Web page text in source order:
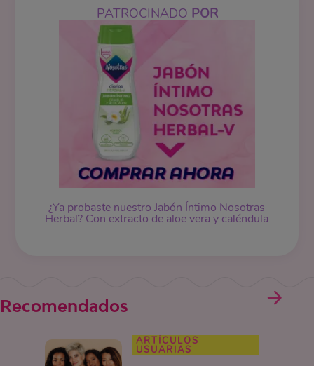
PATROCINADO POR
¿Ya probaste nuestroJabón Íntimo Nosotras
Herbal? Con extracto de aloe vera y caléndula
Recomendados
ARTÍCULOS
USUARIAS